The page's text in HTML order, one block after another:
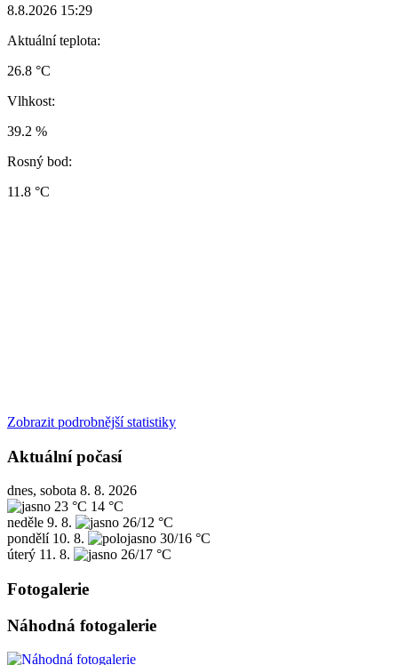
8.8.2026 15:29
Aktuální teplota:
26.8 °C
Vlhkost:
39.2 %
Rosný bod:
11.8 °C
Zobrazit podrobnější statistiky
Aktuální počasí
dnes, sobota 8. 8. 2026
23 °C 14 °C
neděle 9. 8.
26/12 °C
pondělí 10. 8.
30/16 °C
úterý 11. 8. 26/17 °C
Fotogalerie
Náhodná fotogalerie